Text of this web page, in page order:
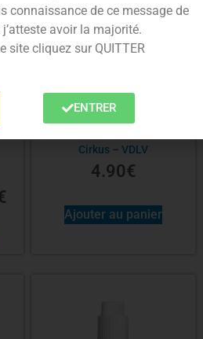
Cirkus – VDLV
4.90€
Ajouter au panier
connaissance de ce message de
avoir la majorité.
site cliquez sur QUITTER
ENTRER